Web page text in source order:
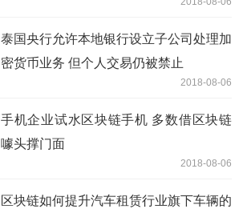
泰国央行允许本地银行设立子公司处理加
密货币业务 但个人交易仍被禁止
2018-08-06
手机企业试水区块链手机 多数借区块链
噱头撑门面
2018-08-06
区块链如何提升汽车租赁行业旗下车辆的